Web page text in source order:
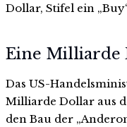
Dollar, Stifel ein
Eine Milliarde
Das US-
Milliarde Dollar aus
den Bau der